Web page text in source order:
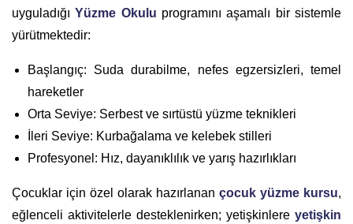
uyguladığıYüzme Okulu programını aşamalı bir sistemle
yürütmektedir:
Başlangıç: Suda durabilme, nefes egzersizleri, temel
hareketler
Orta Seviye: Serbest ve sırtüstü yüzme teknikleri
İleri Seviye: Kurbağalama ve kelebek stilleri
Profesyonel: Hız, dayanıklılık ve yarış hazırlıkları
Çocuklar için özel olarak hazırlanan çocuk yüzme kursu,
eğlenceli aktivitelerle desteklenirken; yetişkinlere yetişkin